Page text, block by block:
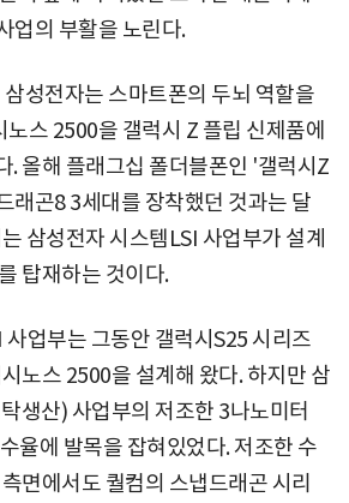
업의 부활을 노린다.
성전자는 스마트폰의 두뇌 역할을
스 2500을 갤럭시 Z 플립 신제품에
. 올해 플래그십 폴더블폰인 '갤럭시Z
래곤8 3세대를 장착했던 것과는 달
삼성전자 시스템LSI 사업부가 설계
탑재하는 것이다.
업부는 그동안 갤럭시S25 시리즈
노스 2500을 설계해 왔다. 하지만 삼
생산) 사업부의 저조한 3나노미터
율에 발목을 잡혀있었다. 저조한 수
면에서도 퀄컴의 스냅드래곤 시리